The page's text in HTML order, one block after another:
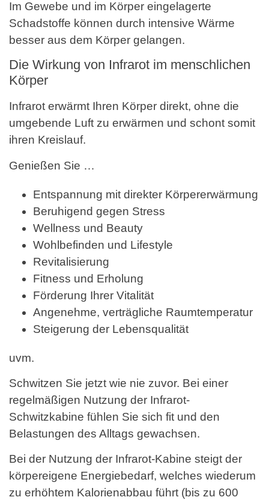
Im Gewebe und im Körper eingelagerte
Schadstoffe können durch intensive Wärme
besser aus dem Körper gelangen.
Die Wirkung von Infrarot im menschlichen
Körper
Infrarot erwärmt Ihren Körper direkt, ohne die
umgebende Luft zu erwärmen und schont somit
ihren Kreislauf.
Genießen Sie …
Entspannung mit direkter Körpererwärmung
Beruhigend gegen Stress
Wellness und Beauty
Wohlbefinden und Lifestyle
Revitalisierung
Fitness und Erholung
Förderung Ihrer Vitalität
Angenehme, verträgliche Raumtemperatur
Steigerung der Lebensqualität
uvm.
Schwitzen Sie jetzt wie nie zuvor. Bei einer
regelmäßigen Nutzung der Infrarot-
Schwitzkabine fühlen Sie sich fit und den
Belastungen des Alltags gewachsen.
Bei der Nutzung der Infrarot-Kabine steigt der
körpereigene Energiebedarf, welches wiederum
zu erhöhtem Kalorienabbau führt (bis zu 600